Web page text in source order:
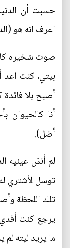
حسبت أن
اعرف انه هو
صوت شخيره
بيتي، كنت اعد
أصبح بلا
أنا كالحيوان
أضل).
لم أنسَ عينيه
توسل لأشتري
تلك اللحظة
يرجع كنت
ما يريد ليته